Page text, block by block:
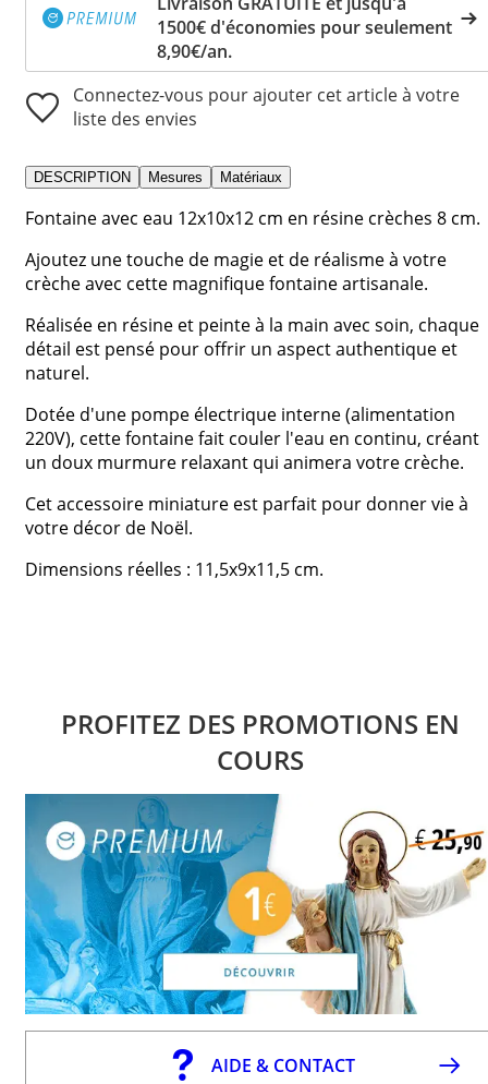
1500€ d'économies pour seulement
8,90€/an.
Connectez-vous pour ajouter cet article à votre
liste des envies
DESCRIPTION Mesures Matériaux
Fontaine avec eau 12x10x12 cm en résine crèches 8 cm.
Ajoutez une touche de magie et de réalisme à votre
crèche avec cette magnifique fontaine artisanale.
Réalisée en résine et peinte à la main avec soin, chaque
détail est pensé pour offrir un aspect authentique et
naturel.
Dotée d'une pompe électrique interne (alimentation
220V), cette fontaine fait couler l'eau en continu, créant
un doux murmure relaxant qui animera votre crèche.
Cet accessoire miniature est parfait pour donner vie à
votre décor de Noël.
Dimensions réelles : 11,5x9x11,5 cm.
PROFITEZ DES PROMOTIONS EN
COURS
AIDE & CONTACT